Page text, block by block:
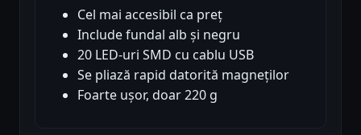
Cel mai accesibil ca preț
Include fundal alb și negru
20 LED-uri SMD cu cablu USB
Se pliază rapid datorită magneților
Foarte ușor, doar 220 g